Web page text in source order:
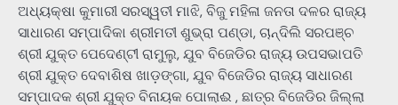
ଅଧ୍ୟକ୍ଷା କୁମାରୀ ସରସ୍ୱତୀ ମାଝି, ବିଜୁ ମହିଳା ଜନତା ଦଳର ରାଜ୍ୟ
ସାଧାରଣ ସମ୍ପାଦିକା ଶ୍ରୀମତୀ ଶୁଭ୍ରା ପଣ୍ଡା, ଚାନ୍ଦିଲି ସରପଞ୍ଚ
ଶ୍ରୀ ଯୁକ୍ତ ପେଦେଣ୍ଟୀ ରାମୁଲୁ, ଯୁବ ବିଜେଡିର ରାଜ୍ୟ ଉପସଭାପତି
ଶ୍ରୀ ଯୁକ୍ତ ଦେବାଶିଷ ଖାଡ଼ଙ୍ଗା, ଯୁବ ବିଜେଡିର ରାଜ୍ୟ ସାଧାରଣ
ସମ୍ପାଦକ ଶ୍ରୀ ଯୁକ୍ତ ବିନାୟକ ପୋଲାଈ , ଛାତ୍ର ବିଜେଡିର ଜିଲ୍ଲା